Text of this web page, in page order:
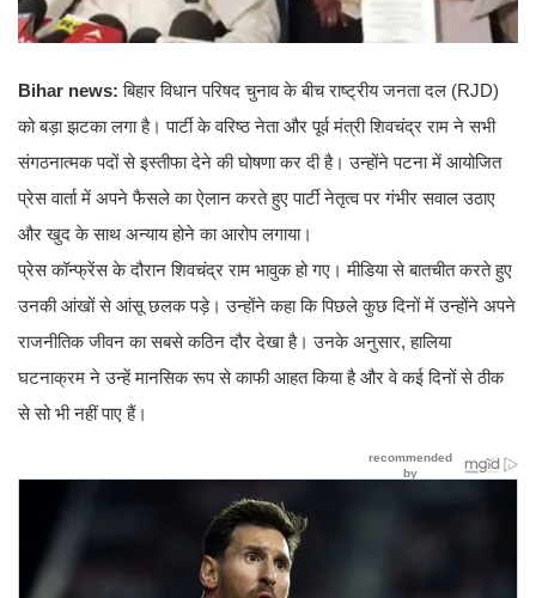
Bihar news:बिहार विधान परिषद चुनाव के बीच राष्ट्रीय जनता दल (RJD)
को बड़ा झटका लगा है। पार्टी के वरिष्ठ नेता और पूर्व मंत्री शिवचंद्र राम ने सभी
संगठनात्मक पदों से इस्तीफा देने की घोषणा कर दी है। उन्होंने पटना में आयोजित
प्रेस वार्ता में अपने फैसले का ऐलान करते हुए पार्टी नेतृत्व पर गंभीर सवाल उठाए
और खुद के साथ अन्याय होने का आरोप लगाया।
प्रेस कॉन्फ्रेंस के दौरान शिवचंद्र राम भावुक हो गए। मीडिया से बातचीत करते हुए
उनकी आंखों से आंसू छलक पड़े। उन्होंने कहा कि पिछले कुछ दिनों में उन्होंने अपने
राजनीतिक जीवन का सबसे कठिन दौर देखा है। उनके अनुसार, हालिया
घटनाक्रम ने उन्हें मानसिक रूप से काफी आहत किया है और वे कई दिनों से ठीक
से सो भी नहीं पाए हैं।